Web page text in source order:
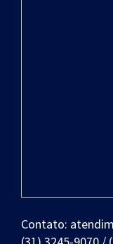
Contato: